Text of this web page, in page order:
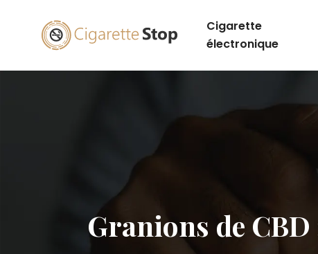
Cigarette
électronique
Granions de